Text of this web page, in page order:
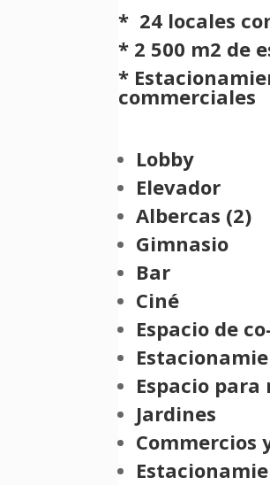
* 24 locales
* 2 500 m2 de
*
commerciales
Lobby
Elevador
Albercas (2)
Gimnasio
Bar
Ciné
Espacio de
Espacio para
Jardines